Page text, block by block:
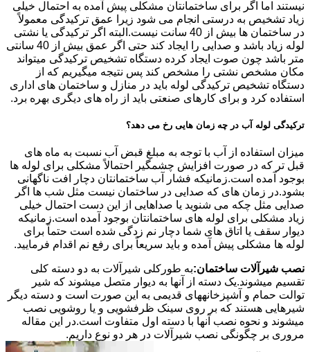
نیستند اما اگر برای ساختمانتان مشکلی پیش آمده به احتمال خیلی
زیاد تشخیص به درستی انجام می شود زیرا عمق ترکیدگی معمولاً
در ساختمان ها بیش از 40 سانت نیست.البته اگر ترکیدگی یا نشتی
لوله زیاد باشد و صدایی را ایجاد کند حتی اگر عمق بیش از 40 سانتی
متر باشد چون صوت ایجاد کرده دستگاه تشخیص ترکیدگی میتواند
مکان مشخص نشتی را مشخص کند پس نتیجه میگیریم که از
دستگاه تشخیص ترکیدگی لوله باید در منازل و ساختمان های اداری
استفاده کرد و برای کارهای صنعتی باید از راه های دیگری بهره برد.
ترکیدگی لوله آب در چه زمان هایی رخ می دهد؟
میزان استفاده از آب با توجه به مبلغ قبض آب نسبت به ماه های
قبل تر که در صورت افزایش چشمگیر احتمالاً مشکلی برای لوله ها
بوجود آمده است.زمانیکه فشار آب ساختمانتان دچار افت ناگهانی
بشود.در زمان های که صدایی در ساختمان نیست مثل شب ها اگر
صدایی مثل چکه می شنوید یا صداهایی از این دست احتمال خیلی
زیاد مشکلی برای لوله های ساختمانتان بوجود آمده است.زمانیکه
دیوار سقف یا اتاق های شما دچار نم زدگی شده است حتماً برای
لوله ها مشکلی پیش آمده و باید سریعاً برای رفع نم اقدام فرمایید.
نصب شیرآلات ساختمان:به طورکلی شیرآلات به دو دسته کلی
تقسیم میشوند.یک دسته از آنها به دیوار متصل میشوند که شیر
توالت حمام و آشپزخانههای قدیمی به این صورت است و دسته دیگر
شیرهایی هستند که بر روی سینک ظرفشویی و یا روشویی نصب
میشوند و نحوه نصب آنها با دسته اول متفاوت است.در این مقاله
مروری بر چگونگی نصب شیرآلات در هر دو نوع داریم.